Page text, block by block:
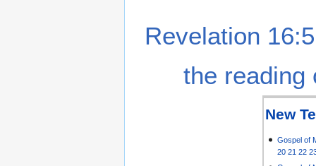
Revelation
the reading
New
Gospel of
20 21 22